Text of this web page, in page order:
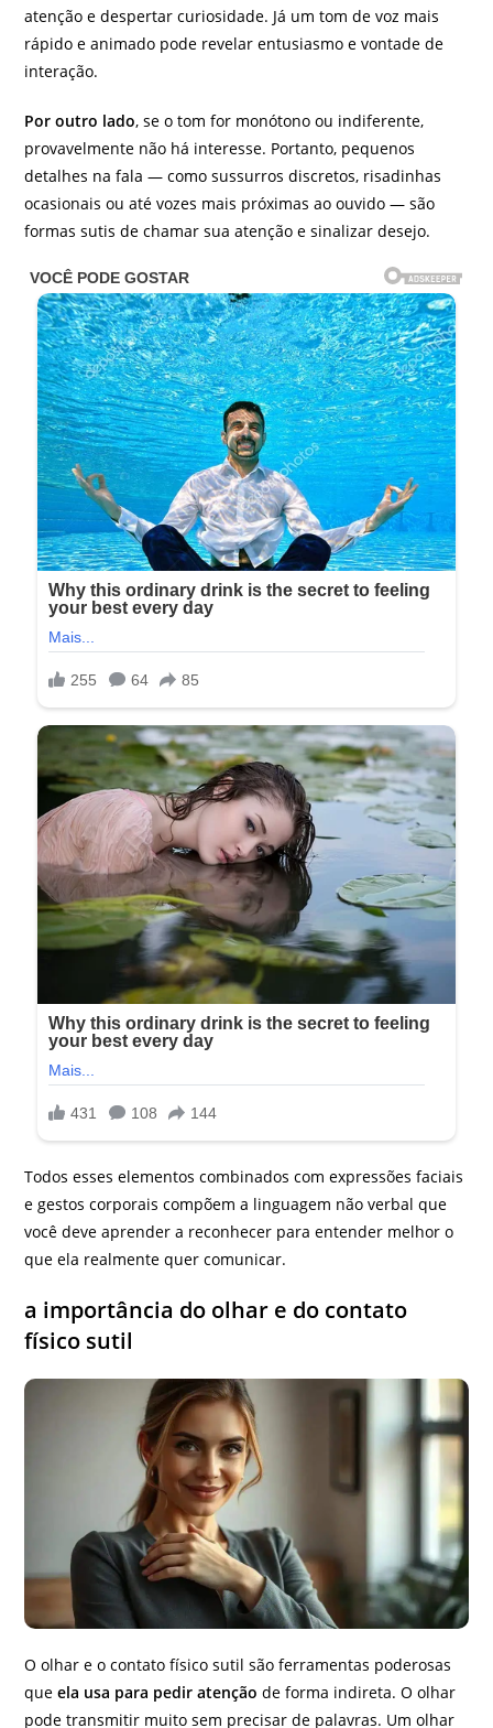
atenção e despertar curiosidade. Já um tom de voz mais
rápido e animado pode revelar entusiasmo e vontade de
interação.
Por outro lado, se o tom for monótono ou indiferente,
provavelmente não há interesse. Portanto, pequenos
detalhes na fala — como sussurros discretos, risadinhas
ocasionais ou até vozes mais próximas ao ouvido — são
formas sutis de chamar sua atenção e sinalizar desejo.
Todos esses elementos combinados com expressões faciais
e gestos corporais compõem a linguagem não verbal que
você deve aprender a reconhecer para entender melhor o
que ela realmente quer comunicar.
a importância do olhar e do contato
físico sutil
O olhar e o contato físico sutil são ferramentas poderosas
queela usa para pedir atenção de forma indireta. O olhar
pode transmitir muito sem precisar de palavras. Um olhar